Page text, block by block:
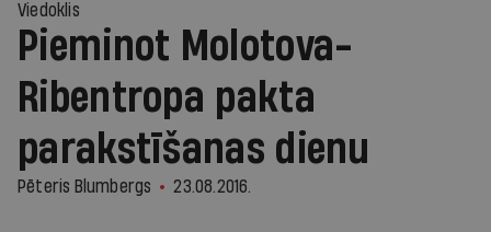
Viedoklis
Pieminot Molotova-
Ribentropa pakta
parakstīšanas dienu
Pēteris Blumbergs 23.08.2016.